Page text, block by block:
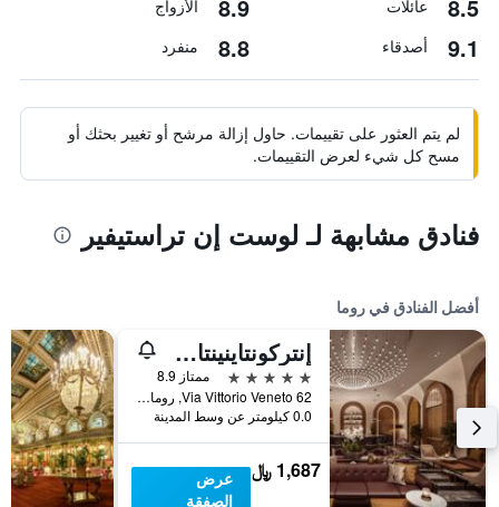
8.5 عائلات 8.9 الأزواج
9.1 أصدقاء 8.8 منفرد
لم يتم العثور على تقييمات. حاول إزالة مرشح أو تغيير بحثك أو
مسح كل شيء لعرض التقييمات.
فنادق مشابهة لـ لوست إن تراستيفير
أفضل الفنادق في روما
إنتركونتاينينتال روم أمباسشياتوري بالاس باي آيتش جي
5 نجوم
ممتاز 8.9
Via Vittorio Veneto 62, روما, إيطاليا
0.0 كيلومتر عن وسط المدينة
1,687 ﷼
عرض
الصفقة